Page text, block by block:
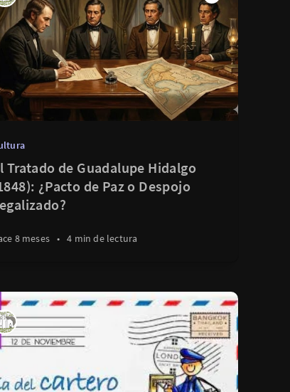
Tratado de Guadalupe Hidalgo
¿Pacto de Paz o Despojo
8 meses • 4 min de lectura